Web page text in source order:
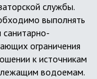
службы.
выполнять
санитарно-
ограничения
к источникам
водоемам.